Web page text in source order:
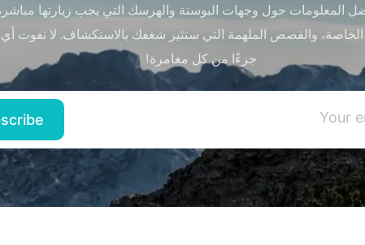
المعلومات حول وجهات البوسنة والهرسك التي يجب زيارتها مباشرة
والقصص الملهمة التي ستثير شغفك بالاستكشاف. لا تفوت
جزءًا من كل مغامرة!